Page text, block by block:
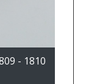
- 1810